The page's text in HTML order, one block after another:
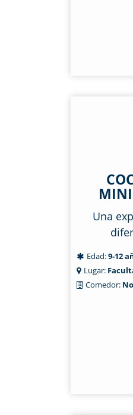
Una
Edad:9-12
Lugar:
Comedor: No